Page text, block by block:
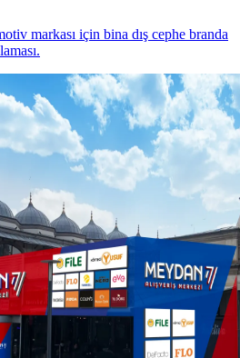
markası için bina dış cephe branda